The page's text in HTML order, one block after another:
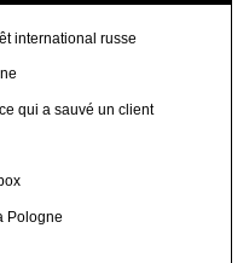
international russe
qui a sauvé un client
Pologne